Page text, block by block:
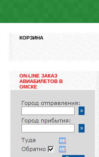
КОРЗИНА
ON-LINE ЗАКАЗ
АВИАБИЛЕТОВ В
ОМСКЕ